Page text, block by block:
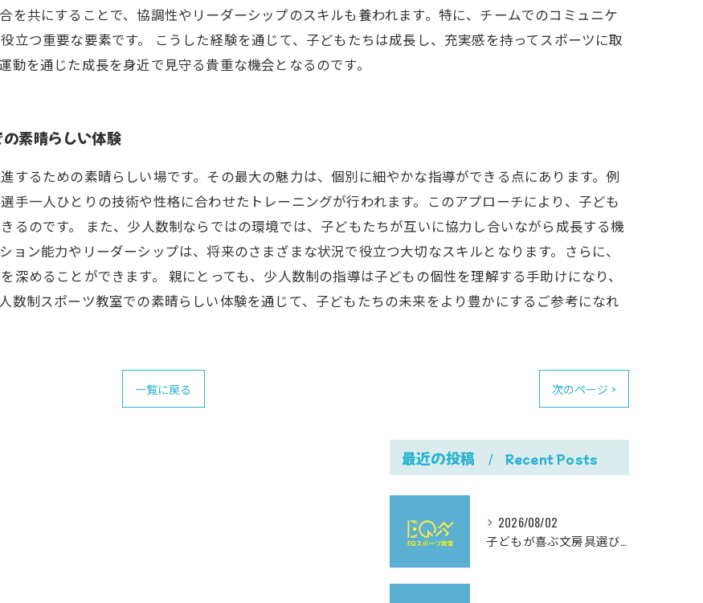
を共にすることで、協調性やリーダーシップのスキルも養われます。特に、チームでのコミュニケ
立つ重要な要素です。 こうした経験を通じて、子どもたちは成長し、充実感を持ってスポーツに取
を通じた成長を身近で見守る貴重な機会となるのです。
素晴らしい体験
するための素晴らしい場です。その最大の魅力は、個別に細やかな指導ができる点にあります。例
手一人ひとりの技術や性格に合わせたトレーニングが行われます。このアプローチにより、子ども
るのです。 また、少人数制ならではの環境では、子どもたちが互いに協力し合いながら成長する機
ン能力やリーダーシップは、将来のさまざまな状況で役立つ大切なスキルとなります。さらに、
めることができます。 親にとっても、少人数制の指導は子どもの個性を理解する手助けになり、
数制スポーツ教室での素晴らしい体験を通じて、子どもたちの未来をより豊かにするご参考になれ
一覧に戻る 次のページ >
最近の投稿 Recent Posts
2026/08/02
子どもが喜ぶ文房具選びと使いやすさにこだわった最新おすすめガイド